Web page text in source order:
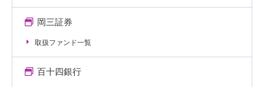
岡三証券
取扱ファンド一覧
百十四銀行